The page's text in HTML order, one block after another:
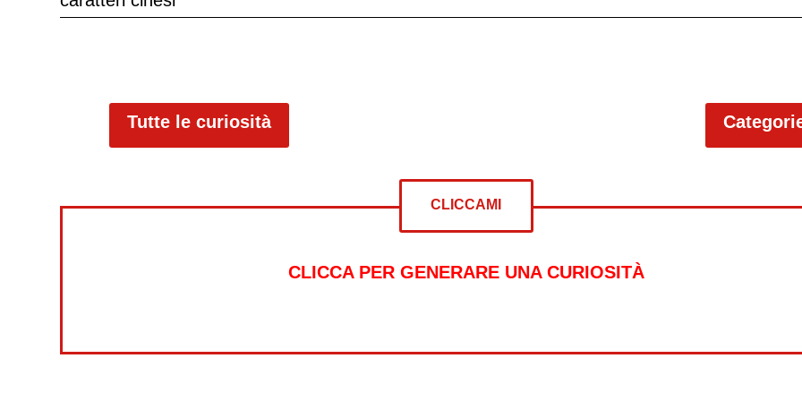
Tutte le curiosità
CLICCAMI
CLICCA PER GENERARE UNA CURIOSITÀ